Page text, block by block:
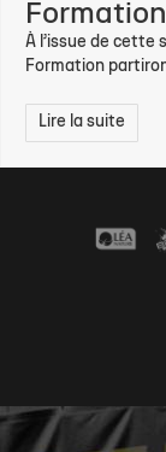
Formation
À l’issue de cette
Formation
Lire la suite